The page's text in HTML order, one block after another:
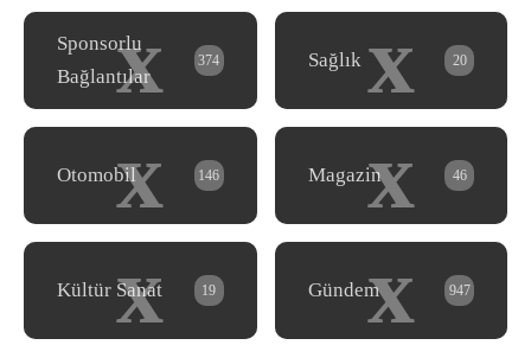
x
Sponsorlu
Bağlantılar
374 x
Sağlık 20
x
Otomobil 146 x
Magazin 46
x
Kültür Sanat 19 x
Gündem 947